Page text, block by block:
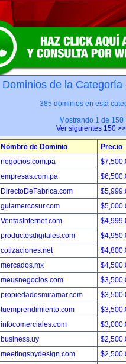
Dominios de la
385 dominios en esta
Mostrando 1 de 150
Ver siguientes 150 >>
Nombre de Dominio
Precio
negocios.com.pa
empresas.com.pa
DirectoDeFabrica.com
guiamercosur.com
VentasInternet.com
productosdigitales.com
cotizaciones.net
mercados.mx
meusnegocios.com
propiedadesmiramar.com
tuemprendimiento.com
infocomerciales.com
business.uy
meetingsbydesign.com